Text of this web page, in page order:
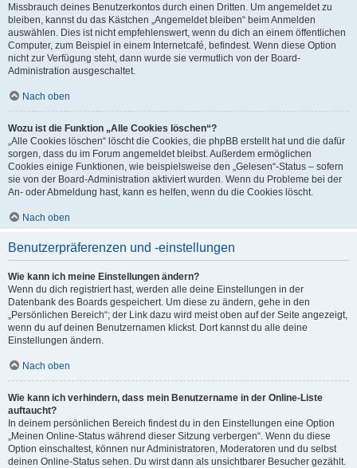
Missbrauch deines Benutzerkontos durch einen Dritten. Um angemeldet zu
bleiben, kannst du das Kästchen „Angemeldet bleiben“ beim Anmelden
auswählen. Dies ist nicht empfehlenswert, wenn du dich an einem öffentlichen
Computer, zum Beispiel in einem Internetcafé, befindest. Wenn diese Option
nicht zur Verfügung steht, dann wurde sie vermutlich von der Board-
Administration ausgeschaltet.
Nach oben
Wozu ist die Funktion „Alle Cookies löschen“?
„Alle Cookies löschen“ löscht die Cookies, die phpBB erstellt hat und die dafür
sorgen, dass du im Forum angemeldet bleibst. Außerdem ermöglichen
Cookies einige Funktionen, wie beispielsweise den „Gelesen“-Status – sofern
sie von der Board-Administration aktiviert wurden. Wenn du Probleme bei der
An- oder Abmeldung hast, kann es helfen, wenn du die Cookies löscht.
Nach oben
Benutzerpräferenzen und -einstellungen
Wie kann ich meine Einstellungen ändern?
Wenn du dich registriert hast, werden alle deine Einstellungen in der
Datenbank des Boards gespeichert. Um diese zu ändern, gehe in den
„Persönlichen Bereich“; der Link dazu wird meist oben auf der Seite angezeigt,
wenn du auf deinen Benutzernamen klickst. Dort kannst du alle deine
Einstellungen ändern.
Nach oben
Wie kann ich verhindern, dass mein Benutzername in der Online-Liste
auftaucht?
In deinem persönlichen Bereich findest du in den Einstellungen eine Option
„Meinen Online-Status während dieser Sitzung verbergen“. Wenn du diese
Option einschaltest, können nur Administratoren, Moderatoren und du selbst
deinen Online-Status sehen. Du wirst dann als unsichtbarer Besucher gezählt.